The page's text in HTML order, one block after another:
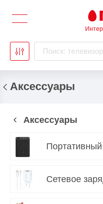
Поиск: телевизор
Аксессуары
Аксессуары
Сетевое